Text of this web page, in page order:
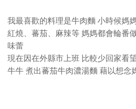
我最喜歡的料理是牛肉麵 小時候媽
紅燒、蕃茄、麻辣等 媽媽都會輪番
味蕾
現在因在外縣市上班 比較少回家看
牛牛 煮出蕃茄牛肉濃湯麵 藉以想念